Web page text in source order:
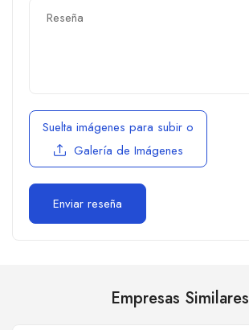
Suelta imágenes para subir o
Galería de Imágenes
Empresas Similares